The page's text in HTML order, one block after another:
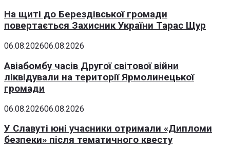
На щиті до Берездівської громади
повертається Захисник України Тарас Щур
06.08.202606.08.2026
Авіабомбу часів Другої світової війни
ліквідували на території Ярмолинецької
громади
06.08.202606.08.2026
У Славуті юні учасники отримали «Дипломи
безпеки» після тематичного квесту